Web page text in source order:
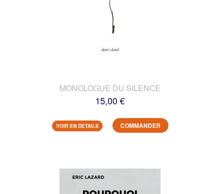
MONOLOGUE DU SILENCE
15,00 €
VOIR EN DETAILS COMMANDER